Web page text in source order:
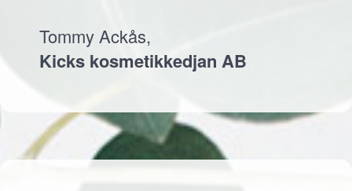
Tommy Ackås,
Kicks kosmetikkedjan AB